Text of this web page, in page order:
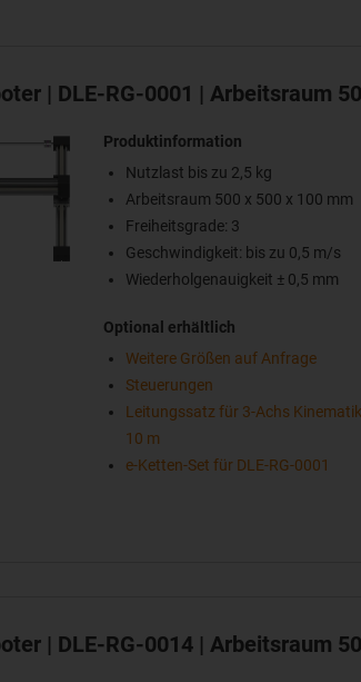
| DLE-RG-0001 | Arbeitsraum
Produktinformation
Nutzlast bis zu 2,5 kg
Arbeitsraum 500 x 500 x 100 mm
Freiheitsgrade: 3
Geschwindigkeit: bis zu 0,5 m/s
Wiederholgenauigkeit ± 0,5 mm
Optional erhältlich
Weitere Größen auf Anfrage
Steuerungen
Leitungssatz für 3-Achs
10 m
e-Ketten-Set für DLE-RG-0001
| DLE-RG-0014 | Arbeitsraum